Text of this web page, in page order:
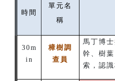
時間
單元名
稱
30m
in
樟樹調
查員
馬丁博
幹、樹
索，認